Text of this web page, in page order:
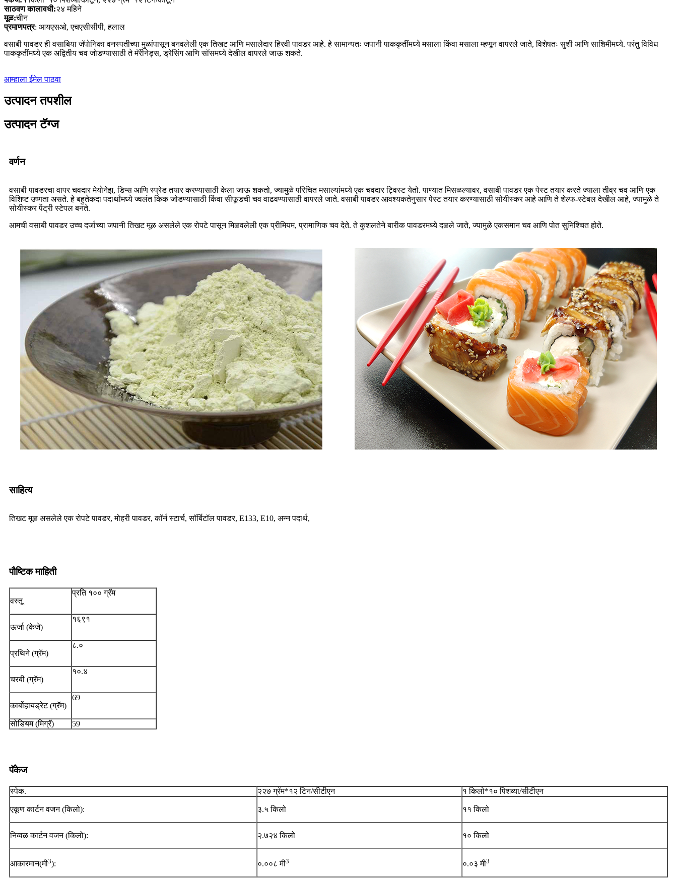
साठवण कालावधी:२४ महिने
मूळ:चीन
प्रमाणपत्र: आयएसओ, एचएसीसीपी, हलाल
वसाबी पावडर ही वसाबिया जॅपोनिका वनस्पतीच्या मुळांपासून बनवलेली एक तिखट आणि मसालेदार हिरवी पावडर आहे. हे सामान्यतः जपानी पाककृतींमध्ये मसाला किंवा मसाला म्हणून वापरले जाते, विशेषतः सुशी आणि साशिमीमध्ये. परंतु विविध
पाककृतींमध्ये एक अद्वितीय चव जोडण्यासाठी ते मॅरीनेड्स, ड्रेसिंग आणि सॉसमध्ये देखील वापरले जाऊ शकते.
आम्हाला ईमेल पाठवा
उत्पादन तपशील
उत्पादन टॅग्ज
वर्णन
वसाबी पावडरचा वापर चवदार मेयोनेझ, डिप्स आणि स्प्रेड तयार करण्यासाठी केला जाऊ शकतो, ज्यामुळे परिचित मसाल्यांमध्ये एक चवदार ट्विस्ट येतो. पाण्यात मिसळल्यावर, वसाबी पावडर एक पेस्ट तयार करते ज्याला तीव्र चव आणि एक
विशिष्ट उष्णता असते. हे बहुतेकदा पदार्थांमध्ये ज्वलंत किक जोडण्यासाठी किंवा सीफूडची चव वाढवण्यासाठी वापरले जाते. वसाबी पावडर आवश्यकतेनुसार पेस्ट तयार करण्यासाठी सोयीस्कर आहे आणि ते शेल्फ-स्टेबल देखील आहे, ज्यामुळे ते
सोयीस्कर पेंट्री स्टेपल बनते.
आमची वसाबी पावडर उच्च दर्जाच्या जपानी तिखट मूळ असलेले एक रोपटे पासून मिळवलेली एक प्रीमियम, प्रामाणिक चव देते. ते कुशलतेने बारीक पावडरमध्ये दळले जाते, ज्यामुळे एकसमान चव आणि पोत सुनिश्चित होते.
साहित्य
तिखट मूळ असलेले एक रोपटे पावडर, मोहरी पावडर, कॉर्न स्टार्च, सॉर्बिटॉल पावडर, E133, E10, अन्न पदार्थ,
पौष्टिक माहिती
वस्तू
प्रति १०० ग्रॅम
ऊर्जा (केजे)
१६९१
प्रथिने (ग्रॅम)
८.०
चरबी (ग्रॅम)
१०.४
कार्बोहायड्रेट (ग्रॅम)
69
सोडियम (मिग्रॅ) 59
पॅकेज
स्पेक. २२७ ग्रॅम*१२ टिन/सीटीएन १ किलो*१० पिशव्या/सीटीएन
एकूण कार्टन वजन (किलो): ३.५ किलो ११ किलो
निव्वळ कार्टन वजन (किलो): २.७२४ किलो १० किलो
आकारमान(मी3): ०.००८ मी3 ०.०३ मी3